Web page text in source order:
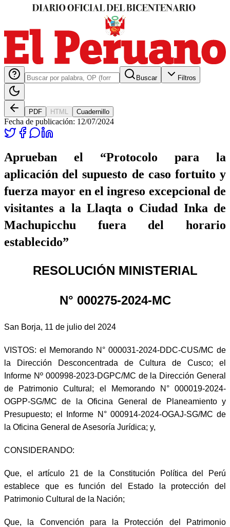
Buscar Filtros
PDF HTML Cuadernillo
Fecha de publicación: 12/07/2024
Aprueban el “Protocolo para la
aplicación del supuesto de caso fortuito y
fuerza mayor en el ingreso excepcional de
visitantes a la Llaqta o Ciudad Inka de
Machupicchu fuera del horario
establecido”
RESOLUCIÓN MINISTERIAL
N° 000275-2024-MC
San Borja, 11 de julio del 2024
VISTOS: el Memorando N° 000031-2024-DDC-CUS/MC de
la Dirección Desconcentrada de Cultura de Cusco; el
Informe Nº 000998-2023-DGPC/MC de la Dirección General
de Patrimonio Cultural; el Memorando N° 000019-2024-
OGPP-SG/MC de la Oficina General de Planeamiento y
Presupuesto; el Informe N° 000914-2024-OGAJ-SG/MC de
la Oficina General de Asesoría Jurídica; y,
CONSIDERANDO:
Que, el artículo 21 de la Constitución Política del Perú
establece que es función del Estado la protección del
Patrimonio Cultural de la Nación;
Que, la Convención para la Protección del Patrimonio